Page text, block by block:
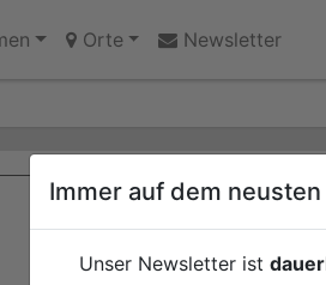
Orte Newsletter
oder Abriss?
gefunden
Immer auf dem neusten
Unser Newsletter ist